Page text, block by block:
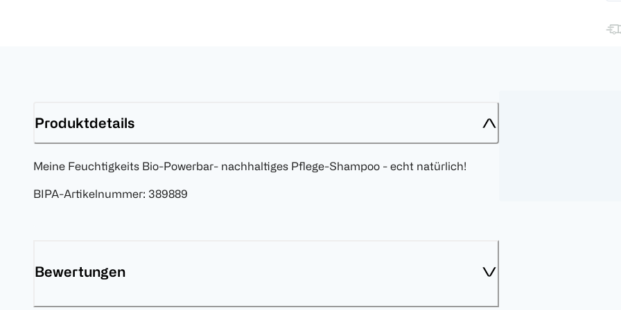
Produktdetails
Meine Feuchtigkeits Bio-Powerbar- nachhaltiges Pflege-Shampoo - echt natürlich!
BIPA-Artikelnummer: 389889
Bewertungen